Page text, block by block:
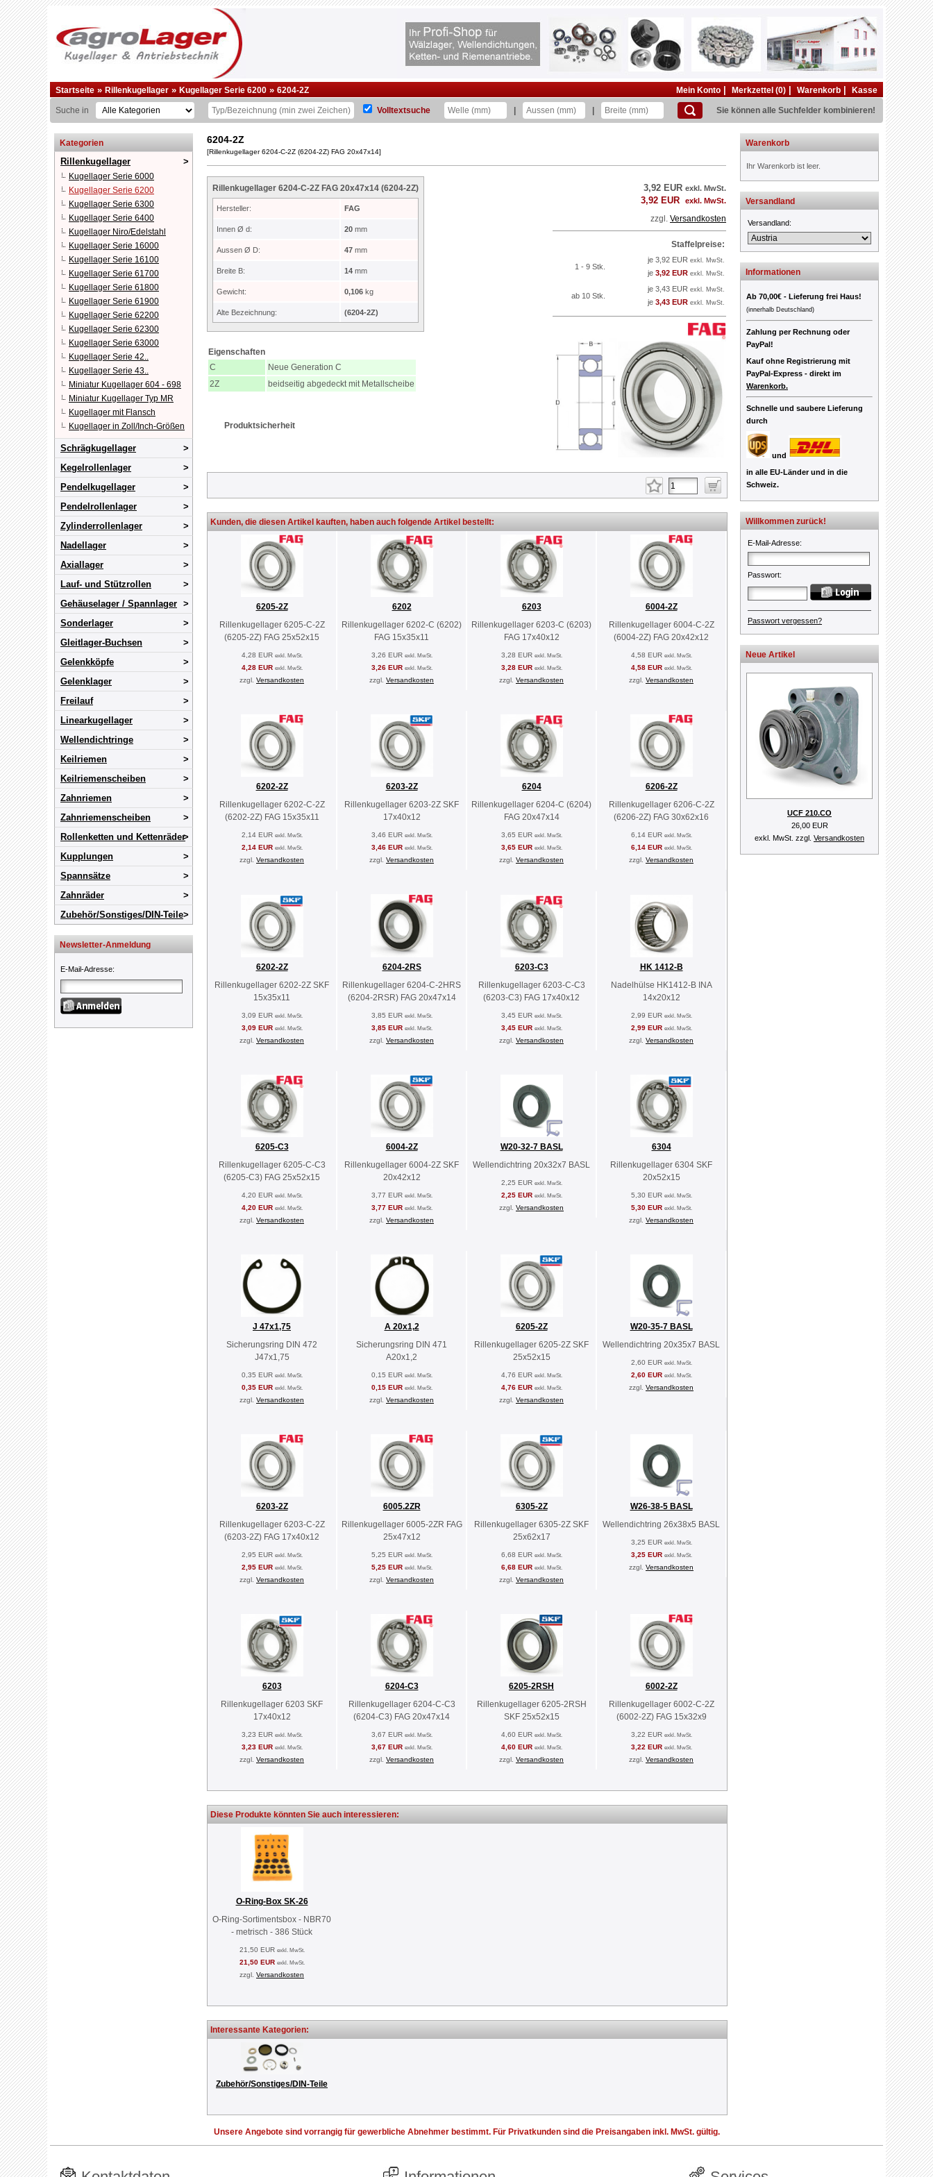
Startseite » Rillenkugellager » Kugellager Serie 6200 » 6204-2Z Mein Konto Merkzettel (0) Warenkorb Kasse
Suche in Volltextsuche Sie können alle Suchfelder kombinieren!
Kategorien
Rillenkugellager
Kugellager Serie 6000
Kugellager Serie 6200
Kugellager Serie 6300
Kugellager Serie 6400
Kugellager Niro/Edelstahl
Kugellager Serie 16000
Kugellager Serie 16100
Kugellager Serie 61700
Kugellager Serie 61800
Kugellager Serie 61900
Kugellager Serie 62200
Kugellager Serie 62300
Kugellager Serie 63000
Kugellager Serie 42..
Kugellager Serie 43..
Miniatur Kugellager 604 - 698
Miniatur Kugellager Typ MR
Kugellager mit Flansch
Kugellager in Zoll/Inch-Größen
Schrägkugellager
Kegelrollenlager
Pendelkugellager
Pendelrollenlager
Zylinderrollenlager
Nadellager
Axiallager
Lauf- und Stützrollen
Gehäuselager / Spannlager
Sonderlager
Gleitlager-Buchsen
Gelenkköpfe
Gelenklager
Freilauf
Linearkugellager
Wellendichtringe
Keilriemen
Keilriemenscheiben
Zahnriemen
Zahnriemenscheiben
Rollenketten und Kettenräder
Kupplungen
Spannsätze
Zahnräder
Zubehör/Sonstiges/DIN-Teile
Newsletter-Anmeldung
E-Mail-Adresse:
6204-2Z
[Rillenkugellager 6204-C-2Z (6204-2Z) FAG 20x47x14]
Rillenkugellager 6204-C-2Z FAG 20x47x14 (6204-2Z)
Hersteller: FAG
Innen Ø d: 20 mm
Aussen Ø D: 47 mm
Breite B: 14 mm
Gewicht: 0,106 kg
Alte Bezeichnung: (6204-2Z)
Eigenschaften
C
Neue Generation C
2Z
beidseitig abgedeckt mit Metallscheibe
Produktsicherheit
3,92 EUR exkl. MwSt.
3,92 EUR exkl. MwSt.
zzgl. Versandkosten
Staffelpreise:
1 - 9 Stk.
je 3,92 EUR exkl. MwSt.
je 3,92 EUR exkl. MwSt.
ab 10 Stk.
je 3,43 EUR exkl. MwSt.
je 3,43 EUR exkl. MwSt.
Kunden, die diesen Artikel kauften, haben auch folgende Artikel bestellt:
6205-2Z
Rillenkugellager 6205-C-2Z
(6205-2Z) FAG 25x52x15
4,28 EUR exkl. MwSt.
4,28 EUR exkl. MwSt.
zzgl. Versandkosten
6202
Rillenkugellager 6202-C (6202)
FAG 15x35x11
3,26 EUR exkl. MwSt.
3,26 EUR exkl. MwSt.
zzgl. Versandkosten
6203
Rillenkugellager 6203-C (6203)
FAG 17x40x12
3,28 EUR exkl. MwSt.
3,28 EUR exkl. MwSt.
zzgl. Versandkosten
6004-2Z
Rillenkugellager 6004-C-2Z
(6004-2Z) FAG 20x42x12
4,58 EUR exkl. MwSt.
4,58 EUR exkl. MwSt.
zzgl. Versandkosten
6202-2Z
Rillenkugellager 6202-C-2Z
(6202-2Z) FAG 15x35x11
2,14 EUR exkl. MwSt.
2,14 EUR exkl. MwSt.
zzgl. Versandkosten
6203-2Z
Rillenkugellager 6203-2Z SKF
17x40x12
3,46 EUR exkl. MwSt.
3,46 EUR exkl. MwSt.
zzgl. Versandkosten
6204
Rillenkugellager 6204-C (6204)
FAG 20x47x14
3,65 EUR exkl. MwSt.
3,65 EUR exkl. MwSt.
zzgl. Versandkosten
6206-2Z
Rillenkugellager 6206-C-2Z
(6206-2Z) FAG 30x62x16
6,14 EUR exkl. MwSt.
6,14 EUR exkl. MwSt.
zzgl. Versandkosten
6202-2Z
Rillenkugellager 6202-2Z SKF
15x35x11
3,09 EUR exkl. MwSt.
3,09 EUR exkl. MwSt.
zzgl. Versandkosten
6204-2RS
Rillenkugellager 6204-C-2HRS
(6204-2RSR) FAG 20x47x14
3,85 EUR exkl. MwSt.
3,85 EUR exkl. MwSt.
zzgl. Versandkosten
6203-C3
Rillenkugellager 6203-C-C3
(6203-C3) FAG 17x40x12
3,45 EUR exkl. MwSt.
3,45 EUR exkl. MwSt.
zzgl. Versandkosten
HK 1412-B
Nadelhülse HK1412-B INA
14x20x12
2,99 EUR exkl. MwSt.
2,99 EUR exkl. MwSt.
zzgl. Versandkosten
6205-C3
Rillenkugellager 6205-C-C3
(6205-C3) FAG 25x52x15
4,20 EUR exkl. MwSt.
4,20 EUR exkl. MwSt.
zzgl. Versandkosten
6004-2Z
Rillenkugellager 6004-2Z SKF
20x42x12
3,77 EUR exkl. MwSt.
3,77 EUR exkl. MwSt.
zzgl. Versandkosten
W20-32-7 BASL
Wellendichtring 20x32x7 BASL
2,25 EUR exkl. MwSt.
2,25 EUR exkl. MwSt.
zzgl. Versandkosten
6304
Rillenkugellager 6304 SKF
20x52x15
5,30 EUR exkl. MwSt.
5,30 EUR exkl. MwSt.
zzgl. Versandkosten
J 47x1,75
Sicherungsring DIN 472
J47x1,75
0,35 EUR exkl. MwSt.
0,35 EUR exkl. MwSt.
zzgl. Versandkosten
A 20x1,2
Sicherungsring DIN 471
A20x1,2
0,15 EUR exkl. MwSt.
0,15 EUR exkl. MwSt.
zzgl. Versandkosten
6205-2Z
Rillenkugellager 6205-2Z SKF
25x52x15
4,76 EUR exkl. MwSt.
4,76 EUR exkl. MwSt.
zzgl. Versandkosten
W20-35-7 BASL
Wellendichtring 20x35x7 BASL
2,60 EUR exkl. MwSt.
2,60 EUR exkl. MwSt.
zzgl. Versandkosten
6203-2Z
Rillenkugellager 6203-C-2Z
(6203-2Z) FAG 17x40x12
2,95 EUR exkl. MwSt.
2,95 EUR exkl. MwSt.
zzgl. Versandkosten
6005.2ZR
Rillenkugellager 6005-2ZR FAG
25x47x12
5,25 EUR exkl. MwSt.
5,25 EUR exkl. MwSt.
zzgl. Versandkosten
6305-2Z
Rillenkugellager 6305-2Z SKF
25x62x17
6,68 EUR exkl. MwSt.
6,68 EUR exkl. MwSt.
zzgl. Versandkosten
W26-38-5 BASL
Wellendichtring 26x38x5 BASL
3,25 EUR exkl. MwSt.
3,25 EUR exkl. MwSt.
zzgl. Versandkosten
6203
Rillenkugellager 6203 SKF
17x40x12
3,23 EUR exkl. MwSt.
3,23 EUR exkl. MwSt.
zzgl. Versandkosten
6204-C3
Rillenkugellager 6204-C-C3
(6204-C3) FAG 20x47x14
3,67 EUR exkl. MwSt.
3,67 EUR exkl. MwSt.
zzgl. Versandkosten
6205-2RSH
Rillenkugellager 6205-2RSH
SKF 25x52x15
4,60 EUR exkl. MwSt.
4,60 EUR exkl. MwSt.
zzgl. Versandkosten
6002-2Z
Rillenkugellager 6002-C-2Z
(6002-2Z) FAG 15x32x9
3,22 EUR exkl. MwSt.
3,22 EUR exkl. MwSt.
zzgl. Versandkosten
Diese Produkte könnten Sie auch interessieren:
O-Ring-Box SK-26
O-Ring-Sortimentsbox - NBR70
- metrisch - 386 Stück
21,50 EUR exkl. MwSt.
21,50 EUR exkl. MwSt.
zzgl. Versandkosten
Interessante Kategorien:
Zubehör/Sonstiges/DIN-Teile
Warenkorb
Ihr Warenkorb ist leer.
Versandland
Versandland:
Informationen
Ab 70,00€ - Lieferung frei Haus!
(innerhalb Deutschland)
Zahlung per Rechnung oder
PayPal!
Kauf ohne Registrierung mit
PayPal-Express - direkt im
Warenkorb.
Schnelle und saubere Lieferung
durch
und
in alle EU-Länder und in die
Schweiz.
Willkommen zurück!
E-Mail-Adresse:
Passwort:
Passwort vergessen?
Neue Artikel
UCF 210.CO
26,00 EUR
exkl. MwSt. zzgl. Versandkosten
Unsere Angebote sind vorrangig für gewerbliche Abnehmer bestimmt. Für Privatkunden sind die Preisangaben inkl. MwSt. gültig.